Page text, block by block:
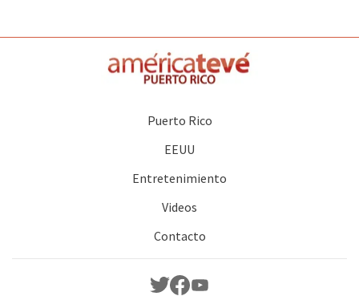
Puerto Rico
EEUU
Entretenimiento
Videos
Contacto